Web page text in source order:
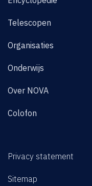
Telescopen
Organisaties
Onderwijs
Over NOVA
Colofon
Privacy statement
Sitemap